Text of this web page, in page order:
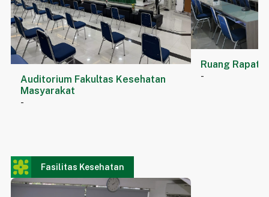
Auditorium Fakultas Kesehatan
Masyarakat
-
Ruang Rapat
-
Fasilitas Kesehatan